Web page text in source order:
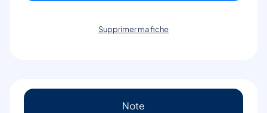
Supprimer ma fiche
Note